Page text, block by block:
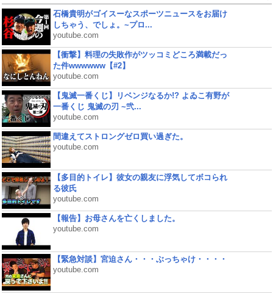
石橋貴明がゴイスーなスポーツニュースをお届け
しちゃう、でしょ。~プロ...
youtube.com
【衝撃】料理の失敗作がツッコミどころ満載だっ
た件wwwwww【#2】
youtube.com
【鬼滅一番くじ】リベンジなるか!? よゐこ有野が
一番くじ 鬼滅の刃 ~弐...
youtube.com
間違えてストロングゼロ買い過ぎた。
youtube.com
【多目的トイレ】彼女の親友に浮気してボコられ
る彼氏
youtube.com
【報告】お母さんを亡くしました。
youtube.com
【緊急対談】宮迫さん・・・ぶっちゃけ・・・・
youtube.com